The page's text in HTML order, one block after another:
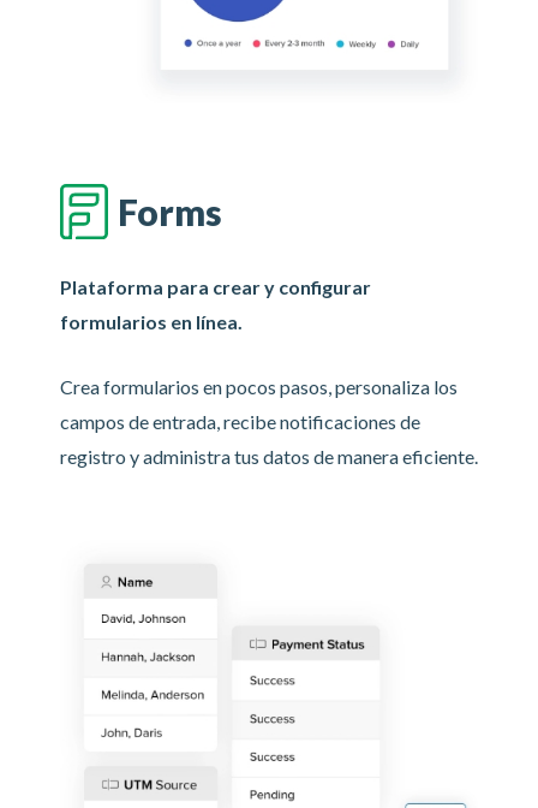
Forms
Plataforma para crear y configurar
formularios en línea.
Crea formularios en pocos pasos, personaliza los
campos de entrada, recibe notificaciones de
registro y administra tus datos de manera eficiente.